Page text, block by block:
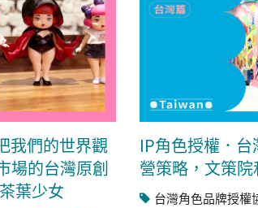
我們的世界觀
場的台灣原創
葉少女
IP角色授權．
營策略，文策
台灣角色品牌授權